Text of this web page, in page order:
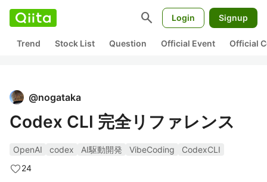
search Login Signup
Trend Stock List Question Official Event Official
@nogataka
Codex CLI 完全リファレンス
OpenAI codex AI駆動開発 VibeCoding
CodexCLI
24